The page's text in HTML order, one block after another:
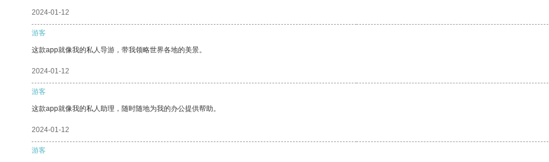
2024-01-12
游客
这款app就像我的私人导游，带我领略世界各地的美景。
2024-01-12
游客
这款app就像我的私人助理，随时随地为我的办公提供帮助。
2024-01-12
游客